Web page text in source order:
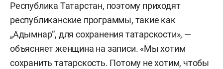
Республика Татарстан, поэтому приходят
республиканские программы, такие как
„Адымнар“, для сохранения татарскости», —
объясняет женщина на записи. «Мы хотим
сохранить татарскость. Потому не хотим, чтобы